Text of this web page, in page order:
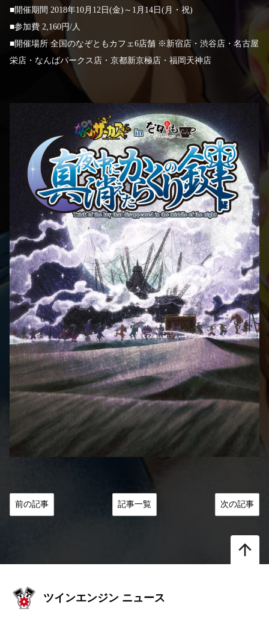
■開催期間 2018年10月12日(金)～1月14日(月・祝)
■参加費 2,160円/人
■開催場所 全国のなぞともカフェ6店舗 ※新宿店・渋谷店・名古屋
栄店・なんばパークス店・京都新京極店・福岡天神店
前の記事 記事一覧 次の記事
arrow_upward
ツインエンジン ニュース